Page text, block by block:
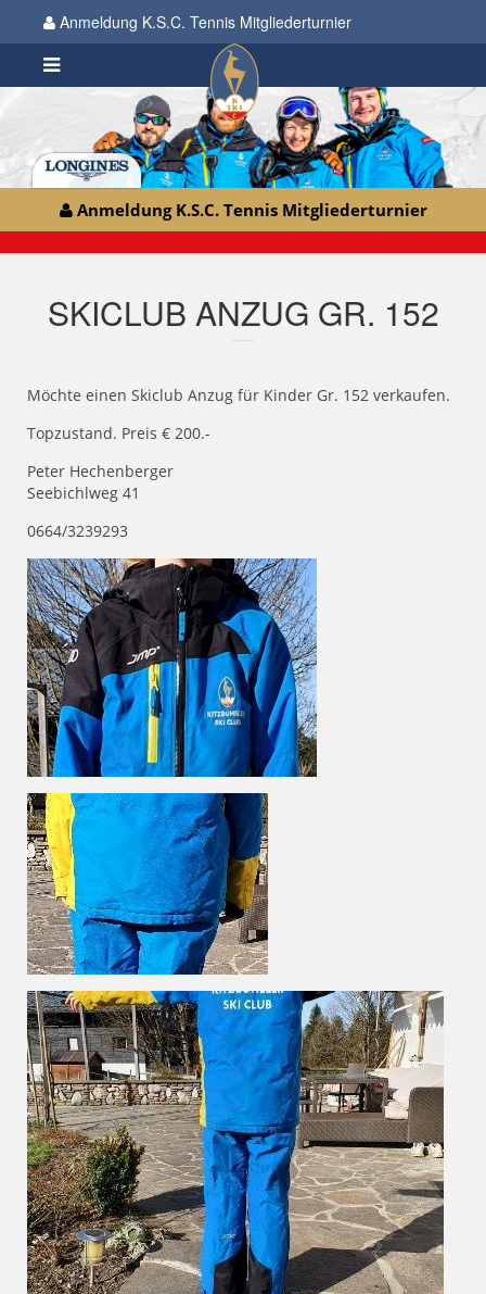
Anmeldung K.S.C. Tennis Mitgliederturnier
Anmeldung K.S.C. Tennis Mitgliederturnier
SKICLUB ANZUG GR. 152
Möchte einen Skiclub Anzug für Kinder Gr. 152 verkaufen.
Topzustand. Preis € 200.-
Peter Hechenberger
Seebichlweg 41
0664/3239293